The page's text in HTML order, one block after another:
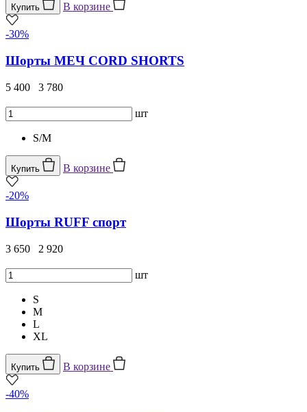
Купить В корзине
-30%
Шорты МЕЧ CORD SHORTS
5 400 3 780
шт
S/M
Купить В корзине
-20%
Шорты RUFF спорт
3 650 2 920
шт
S
M
L
XL
Купить В корзине
-40%